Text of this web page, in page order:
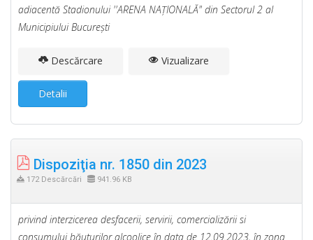
adiacentă Stadionului ''ARENA NAŢIONALĂ" din Sectorul 2 al
Municipiului Bucureşti
Descărcare Vizualizare
Detalii
Dispoziţia nr. 1850 din 2023
172 Descărcări 941.96 KB
privind interzicerea desfacerii, servirii, comercializării si
consumului băuturilor alcoolice în data de 12.09.2023, în zona